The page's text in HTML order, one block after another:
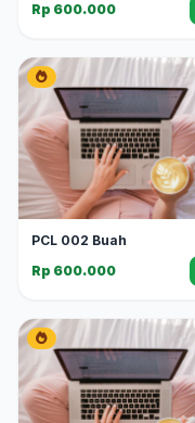
Rp 600.000
PCL 002 Buah
Rp 600.000